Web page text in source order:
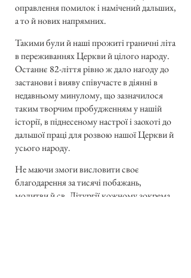
оправлення помилок і намічений дальших,
а то й нових напрямних.
Такими були й наші прожиті граничні літа
в переживаннях Церкви й цілого народу.
Останнє 82-ліття рівно ж дало нагоду до
застанови і вияву співучасте в діянні в
недавньому минулому, що зазначилося
таким творчим пробудженням у нашій
історії, в піднесеному настрої і заохоті до
дальшої праці для розвою нашої Церкви й
усього народу.
Не маючи змоги висловити своє
благодарення за тисячі побажань,
молитви й св. Літургії кожному зокрема,